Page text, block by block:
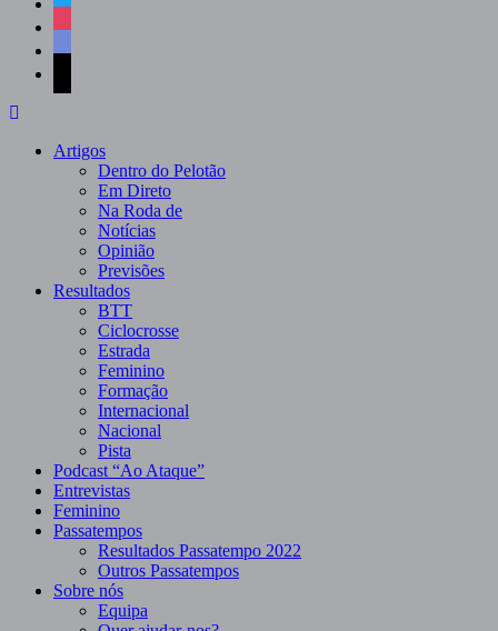
Artigos
Dentro do Pelotão
Em Direto
Na Roda de
Notícias
Opinião
Previsões
Resultados
BTT
Ciclocrosse
Estrada
Feminino
Formação
Internacional
Nacional
Pista
Podcast “Ao Ataque”
Entrevistas
Feminino
Passatempos
Resultados Passatempo 2022
Outros Passatempos
Sobre nós
Equipa